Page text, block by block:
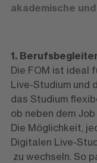
akademische
1.
Die FOM ist ideal
Live-Studium und
das Studium
ob neben dem
Die Möglichkeit,
Digitalen Live-
zu wechseln. So